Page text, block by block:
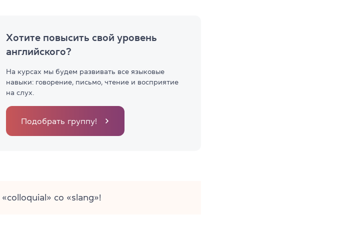
Хотите повысить свой уровень
английского?
На курсах мы будем развивать все языковые
навыки: говорение, письмо, чтение и восприятие
на слух.
Подобрать группу!
со «slang»!